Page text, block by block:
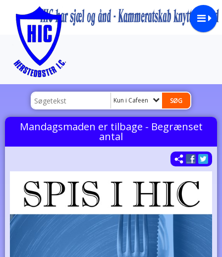
Kun i Cafeen
Mandagsmaden er tilbage - Begrænset
antal